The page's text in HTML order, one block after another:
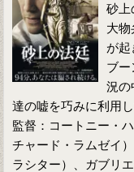
砂上
大
が起
ブー
況の
達の嘘を巧みに利用
監督：コートニー・
チャード・ラムゼイ
ラシター）、ガブリ